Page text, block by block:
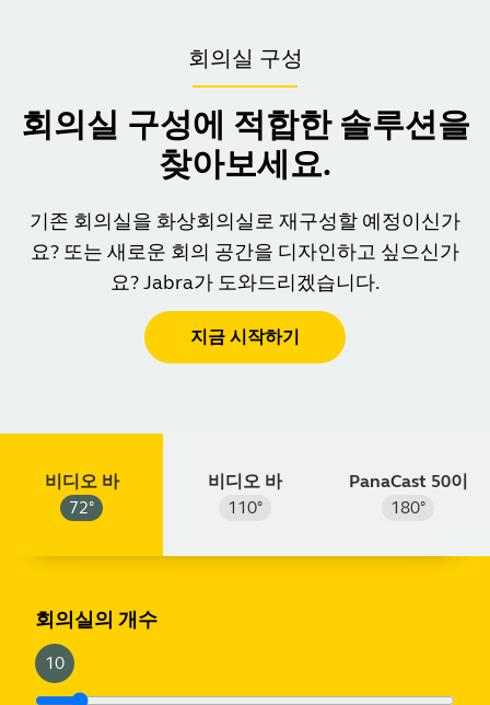
회의실 구성
회의실 구성에 적합한 솔루션을
찾아보세요.
기존 회의실을 화상회의실로 재구성할 예정이신가
요? 또는 새로운 회의 공간을 디자인하고 싶으신가
요? Jabra가 도와드리겠습니다.
지금 시작하기
회의실의 개수
10
비디오 바
72°
비디오 바
110°
PanaCast 50이
180°